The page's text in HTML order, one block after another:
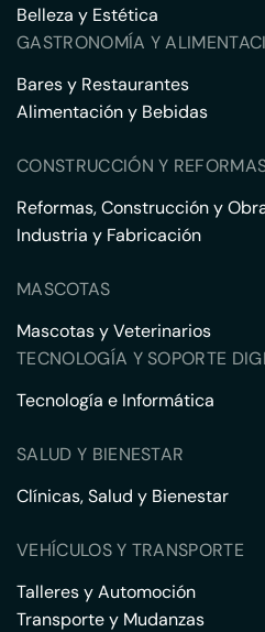
Belleza y Estética
GASTRONOMÍA Y
Bares y Restaurantes
Alimentación y Bebidas
CONSTRUCCIÓN Y
Reformas, Construcción y
Industria y Fabricación
MASCOTAS
Mascotas y Veterinarios
TECNOLOGÍA Y SOPORTE
Tecnología e Informática
SALUD Y BIENESTAR
Clínicas, Salud y Bienestar
VEHÍCULOS Y TRANSPORTE
Talleres y Automoción
Transporte y Mudanzas